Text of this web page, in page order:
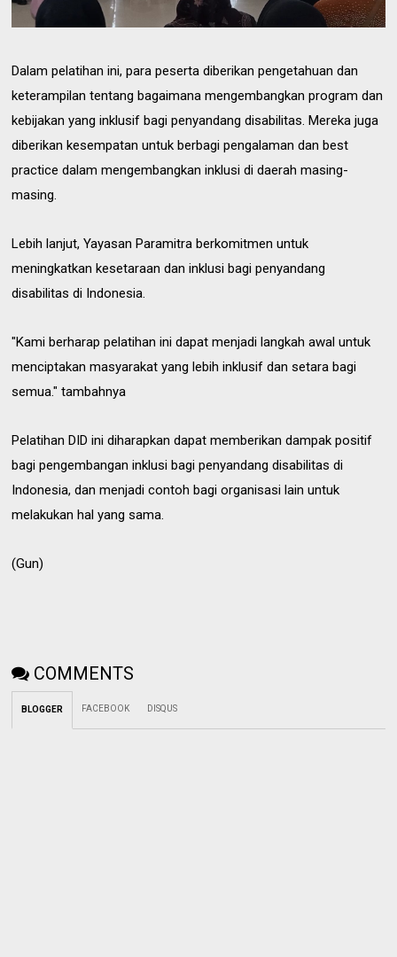
Dalam pelatihan ini, para peserta diberikan pengetahuan dan
keterampilan tentang bagaimana mengembangkan program dan
kebijakan yang inklusif bagi penyandang disabilitas. Mereka juga
diberikan kesempatan untuk berbagi pengalaman dan best
practice dalam mengembangkan inklusi di daerah masing-
masing.
Lebih lanjut, Yayasan Paramitra berkomitmen untuk
meningkatkan kesetaraan dan inklusi bagi penyandang
disabilitas di Indonesia.
"Kami berharap pelatihan ini dapat menjadi langkah awal untuk
menciptakan masyarakat yang lebih inklusif dan setara bagi
semua." tambahnya
Pelatihan DID ini diharapkan dapat memberikan dampak positif
bagi pengembangan inklusi bagi penyandang disabilitas di
Indonesia, dan menjadi contoh bagi organisasi lain untuk
melakukan hal yang sama.
(Gun)
COMMENTS
BLOGGER FACEBOOK DISQUS